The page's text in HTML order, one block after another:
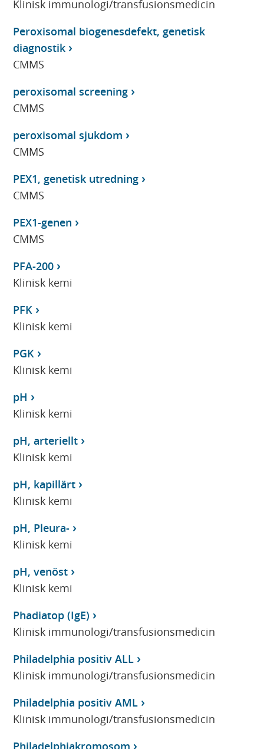
Klinisk immunologi/transfusionsmedicin
Peroxisomal biogenesdefekt, genetisk
diagnostik
CMMS
peroxisomal screening
CMMS
peroxisomal sjukdom
CMMS
PEX1, genetisk utredning
CMMS
PEX1-genen
CMMS
PFA-200
Klinisk kemi
PFK
Klinisk kemi
PGK
Klinisk kemi
pH
Klinisk kemi
pH, arteriellt
Klinisk kemi
pH, kapillärt
Klinisk kemi
pH, Pleura-
Klinisk kemi
pH, venöst
Klinisk kemi
Phadiatop (IgE)
Klinisk immunologi/transfusionsmedicin
Philadelphia positiv ALL
Klinisk immunologi/transfusionsmedicin
Philadelphia positiv AML
Klinisk immunologi/transfusionsmedicin
Philadelphiakromosom